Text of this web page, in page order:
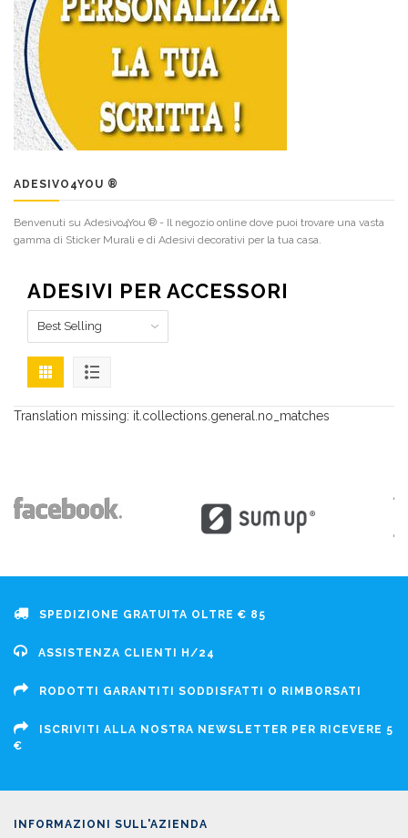
ADESIVO4YOU ®
Benvenuti su Adesivo4You ® - Il negozio online dove puoi trovare una vasta
gamma di Sticker Murali e di Adesivi decorativi per la tua casa.
ADESIVI PER ACCESSORI
Translation missing: it.collections.general.no_matches
SPEDIZIONE GRATUITA OLTRE € 85
ASSISTENZA CLIENTI H/24
RODOTTI GARANTITI SODDISFATTI O RIMBORSATI
ISCRIVITI ALLA NOSTRA NEWSLETTER PER RICEVERE 5
€
INFORMAZIONI SULL'AZIENDA